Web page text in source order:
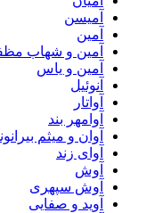
آمیسن
آمین
آمین و شهاب
آمین و یاس
آنوئیل
آواتار
آوامهر بند
آوان و میثم
آوای زند
آوش
آوش سپهری
آوید و صفایی